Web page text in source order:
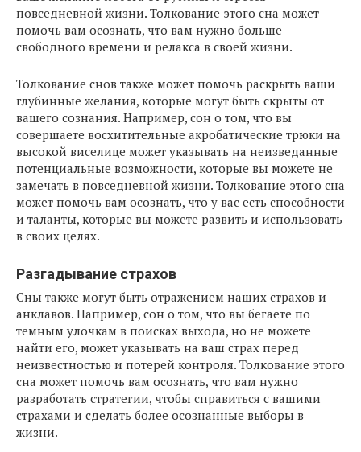
повседневной жизни. Толкование этого сна может
помочь вам осознать, что вам нужно больше
свободного времени и релакса в своей жизни.
Толкование снов также может помочь раскрыть ваши
глубинные желания, которые могут быть скрыты от
вашего сознания. Например, сон о том, что вы
совершаете восхитительные акробатические трюки на
высокой виселице может указывать на неизведанные
потенциальные возможности, которые вы можете не
замечать в повседневной жизни. Толкование этого сна
может помочь вам осознать, что у вас есть способности
и таланты, которые вы можете развить и использовать
в своих целях.
Разгадывание страхов
Сны также могут быть отражением наших страхов и
анклавов. Например, сон о том, что вы бегаете по
темным улочкам в поисках выхода, но не можете
найти его, может указывать на ваш страх перед
неизвестностью и потерей контроля. Толкование этого
сна может помочь вам осознать, что вам нужно
разработать стратегии, чтобы справиться с вашими
страхами и сделать более осознанные выборы в
жизни.